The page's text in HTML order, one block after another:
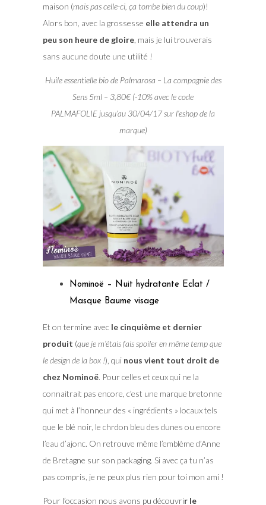
maison (mais pas celle-ci, ça tombe bien du coup)!
Alors bon, avec la grossesse elle attendra un
peu son heure de gloire, mais je lui trouverais
sans aucune doute une utilité !
Huile essentielle bio de Palmarosa – La compagnie des
Sens 5ml – 3,80€ (-10% avec le code
PALMAFOLIE jusqu’au 30/04/17 sur l’eshop de la
marque)
Nominoë – Nuit hydratante Eclat /
Masque Baume visage
Et on termine avec le cinquième et dernier
produit (que je m’étais fais spoiler en même temp que
le design de la box !), quinous vient tout droit de
chez Nominoë. Pour celles et ceux qui ne la
connaitrait pas encore, c’est une marque bretonne
qui met à l’honneur des « ingrédients » locaux tels
que le blé noir, le chrdon bleu des dunes ou encore
l’eau d’ajonc. On retrouve même l’emblème d’Anne
de Bretagne sur son packaging. Si avec ça tu n’as
pas compris, je ne peux plus rien pour toi mon ami !
Pour l’occasion nous avons pu découvrir le